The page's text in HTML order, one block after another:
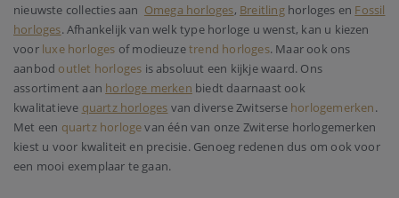
nieuwste collecties aan Omega horloges, Breitlinghorloges en Fossil
horloges. Afhankelijk van welk type horloge u wenst, kan u kiezen
voor luxe horloges of modieuzetrend horloges. Maar ook ons
aanbod outlet horloges is absoluut een kijkje waard. Ons
assortiment aan horloge merken biedt daarnaast ook
kwalitatieve quartz horloges van diverse Zwitserse horlogemerken.
Met een quartz horlogevan één van onze Zwiterse horlogemerken
kiest u voor kwaliteit en precisie. Genoeg redenen dus om ook voor
een mooi exemplaar te gaan.